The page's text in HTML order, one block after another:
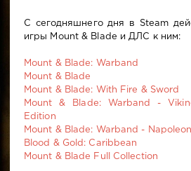
С сегодняшнего дня в Steam
игры Mount & Blade и ДЛС к ним:
Mount & Blade: Warband
Mount & Blade
Mount & Blade: With Fire & Sword
Mount & Blade: Warband -
Edition
Mount & Blade: Warband -
Blood & Gold: Caribbean
Mount & Blade Full Collection